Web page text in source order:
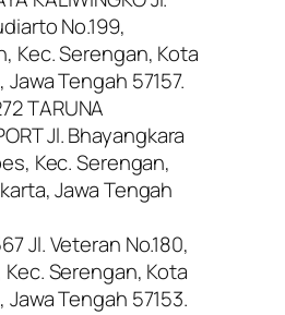
No.199,
Kec. Serengan, Kota
Tengah 57157.
TARUNA
Jl. Bhayangkara
Kec. Serengan,
Jawa Tengah
Jl. Veteran No.180,
Serengan, Kota
Jawa Tengah 57153.